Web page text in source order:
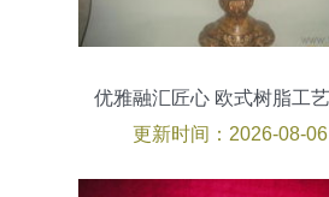
优雅融汇匠心 欧式树脂工
更新时间：2026-08-